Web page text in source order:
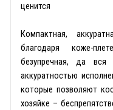
ценится
Компактная,
благодаря коже-
безупречная, да
аккуратностью
которые позволяют
хозяйке –